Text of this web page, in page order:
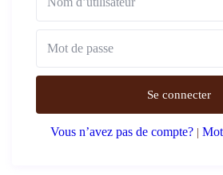
Se connecter
Vous n’avez pas de compte?|